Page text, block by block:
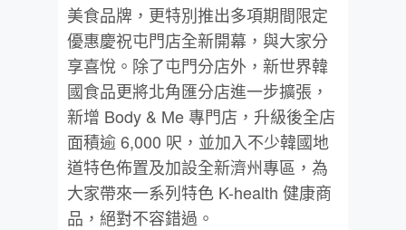
美食品牌，更特別推出多項期間限定
優惠慶祝屯門店全新開幕，與大家分
享喜悅。除了屯門分店外，新世界韓
國食品更將北角匯分店進一步擴張，
新增 Body & Me 專門店，升級後全店
面積逾 6,000 呎，並加入不少韓國地
道特色佈置及加設全新濟州專區，為
大家帶來一系列特色 K-health 健康商
品，絕對不容錯過。